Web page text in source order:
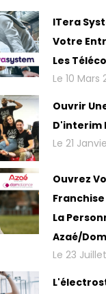
ITera
Votre
Les
Le 10 Mars
Ouvrir
D'interim
Le 21
Ouvrez
La
Azaé/
Le 23